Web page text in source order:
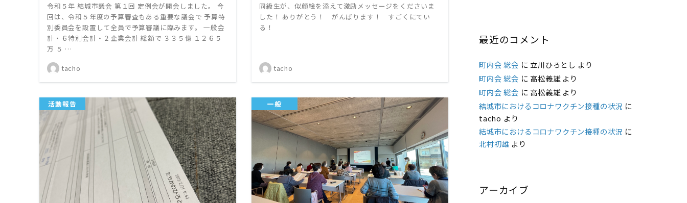
令和５年 結城市議会 第１回 定例会が開会しました。 今
回は、令和５年度の予算審査もある重要な議会で 予算特
別委員会を設置して全員で予算審議に臨みます。 一般会
計・６特別会計・２企業会計 総額で ３３５億 １２６５
万 ５ …
tacho
同級生が、似顔絵を添えて激励メッセージをくださいま
した！ ありがとう！ がんばります！ すごくにてい
る！
tacho
活動報告
READ MORE
一般
READ MORE
最近のコメント
町内会 総会 に 立川ひろとし より
町内会 総会 に 高松義雄より
町内会 総会 に 高松義雄より
結城市におけるコロナワクチン接種の状況 に
tacho より
結城市におけるコロナワクチン接種の状況 に
北村初雄 より
アーカイブ